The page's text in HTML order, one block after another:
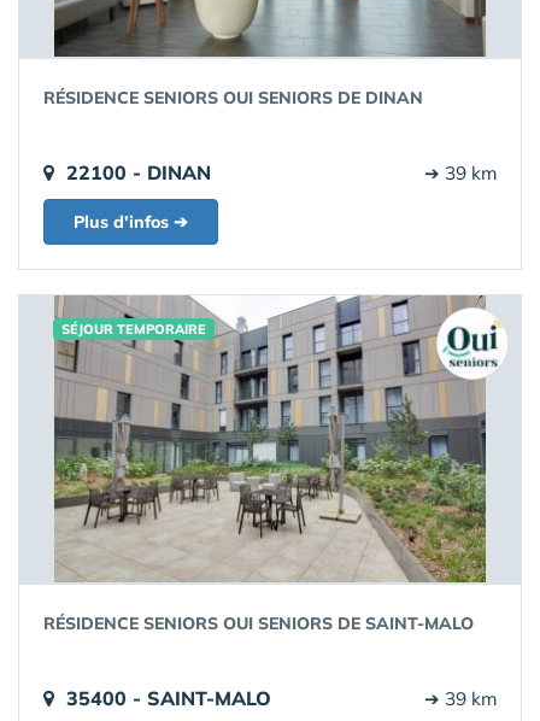
RÉSIDENCE SENIORS OUI SENIORS DE DINAN
22100 - DINAN ➔ 39 km
Plus d'infos ➔
SÉJOUR TEMPORAIRE
RÉSIDENCE SENIORS OUI SENIORS DE SAINT-MALO
35400 - SAINT-MALO ➔ 39 km